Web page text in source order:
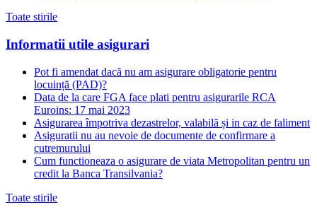
Toate stirile
Informatii utile asigurari
Pot fi amendat dacă nu am asigurare obligatorie pentru
locuință (PAD)?
Data de la care FGA face plati pentru asigurarile RCA
Euroins: 17 mai 2023
Asigurarea împotriva dezastrelor, valabilă și in caz de faliment
Asiguratii nu au nevoie de documente de confirmare a
cutremurului
Cum functioneaza o asigurare de viata Metropolitan pentru un
credit la Banca Transilvania?
Toate stirile